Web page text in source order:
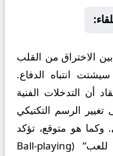
الاختراق من القلب
انتباه الدفاع.
أن التدخلات الفنية
تغيير الرسم التكتيكي
وكما هو متوقع، تؤكد
التحليلات أن “المدافع الصانع للعب” (Ball-playing